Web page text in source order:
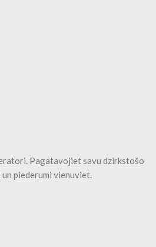
Pagatavojiet savu dzirkstošo
piederumi vienuviet.